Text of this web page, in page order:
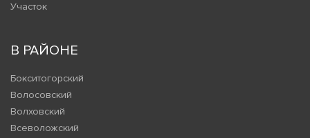
Участок
В РАЙОНЕ
Бокситогорский
Волосовский
Волховский
Всеволожский